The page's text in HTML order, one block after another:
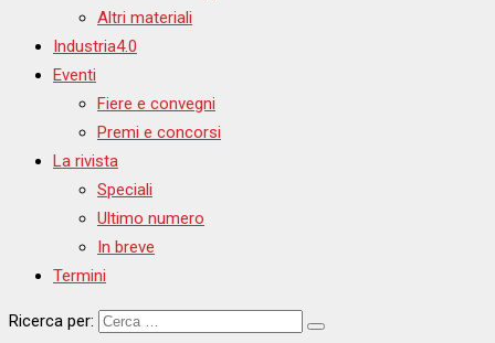
Altri materiali
Industria4.0
Eventi
Fiere e convegni
Premi e concorsi
La rivista
Speciali
Ultimo numero
In breve
Termini
Ricerca per: